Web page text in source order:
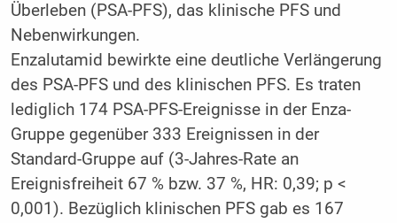
Überleben (PSA-PFS), das klinische PFS und
Nebenwirkungen.
Enzalutamid bewirkte eine deutliche Verlängerung
des PSA-PFS und des klinischen PFS. Es traten
lediglich 174 PSA-PFS-Ereignisse in der Enza-
Gruppe gegenüber 333 Ereignissen in der
Standard-Gruppe auf (3-Jahres-Rate an
Ereignisfreiheit 67 % bzw. 37 %, HR: 0,39; p <
0,001). Bezüglich klinischen PFS gab es 167